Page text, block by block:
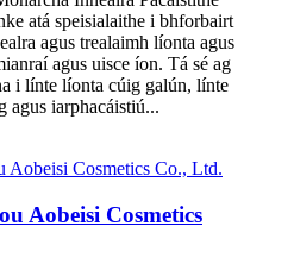
atá speisialaithe i bhforbairt
agus trealaimh líonta agus
agus uisce íon. Tá sé ag
i línte líonta cúig galún, línte
agus iarphacáistiú...
Aobeisi Cosmetics